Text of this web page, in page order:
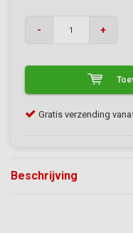
- +
Klanten geven
Beschrijving